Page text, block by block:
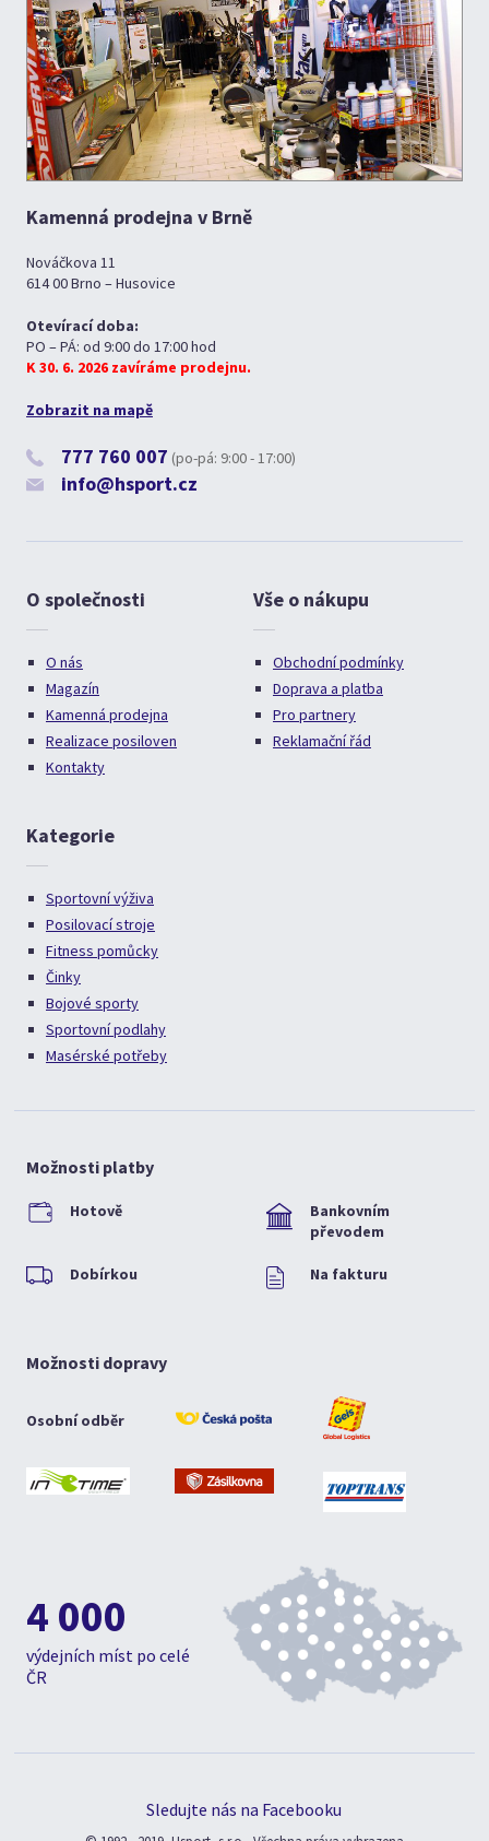
Kamenná prodejna v Brně
Nováčkova 11
614 00 Brno – Husovice
Otevírací doba:
PO – PÁ: od 9:00 do 17:00 hod
K 30. 6. 2026 zavíráme prodejnu.
Zobrazit na mapě
777 760 007 (po-pá: 9:00 - 17:00)
info@hsport.cz
O společnosti
O nás
Magazín
Kamenná prodejna
Realizace posiloven
Kontakty
Vše o nákupu
Obchodní podmínky
Doprava a platba
Pro partnery
Reklamační řád
Kategorie
Sportovní výživa
Posilovací stroje
Fitness pomůcky
Činky
Bojové sporty
Sportovní podlahy
Masérské potřeby
Možnosti platby
Hotově
Bankovním
převodem
Dobírkou Na fakturu
Možnosti dopravy
Osobní odběr
4 000
výdejních míst po celé
ČR
Sledujte nás na Facebooku